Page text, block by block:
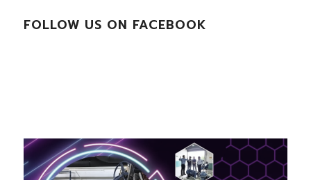
FOLLOW US ON FACEBOOK